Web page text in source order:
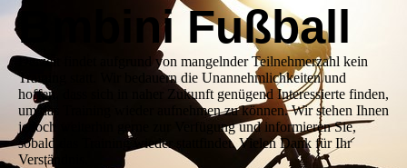
Bmbini Fußball
Derzeit findet aufgrund von mangelnder Teilnehmerzahl kein
Training statt. Wir bedauern die Unannehmlichkeiten und
hoffen, dass sich in naher Zukunft genügend Interessierte finden,
um das Training wieder aufnehmen zu können. Wir stehen Ihnen
jedoch weiterhin gerne zur Verfügung und informieren Sie,
sobald das Training wieder stattfindet. Vielen Dank für Ihr
Verständnis.